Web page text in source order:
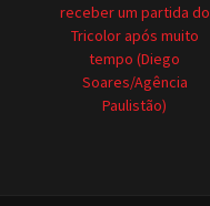
receber um partida do
Tricolor após muito
tempo (Diego
Soares/Agência
Paulistão)